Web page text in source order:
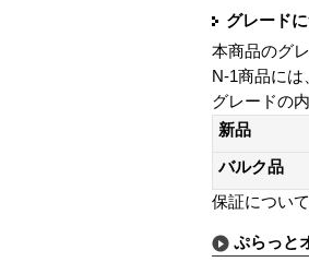
グレード
本商品のグ
N-1商品には
グレードの
新品
バルク品
保証につい
ぷらっと